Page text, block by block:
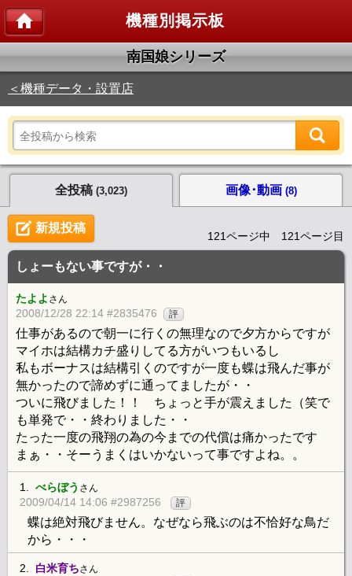
機種別掲示板
南国娘シリーズ
＜機種データ・設置店
全投稿 (3,023) 画像･動画 (8)
新規投稿
121ページ中 121ページ目
しょーもない事ですが・・
たよよ さん
2008/12/28 22:14 #2835476 評
仕事があるので朝一に行くの無理なので夕方からですが
マイホは結構カチ盛りしてる方がいつもいるし
私もボーナスは結構引くのですが一度も蝶は飛んだ事が
無かったので諦めずに通ってましたが・・
ついに飛びました！！ ちょっと手が震えました（笑で
も単発で・・終わりました・・
たった一度の飛翔の為の今までの代償は痛かったです
まぁ・・そーうまくはいかないって事ですよね。。
1. べらぼう さん
2009/04/14 14:06 #2987256 評
蝶は絶対飛びません。なぜなら飛ぶのは不恰好な鳥だ
から・・・
2. 白米育ちさん